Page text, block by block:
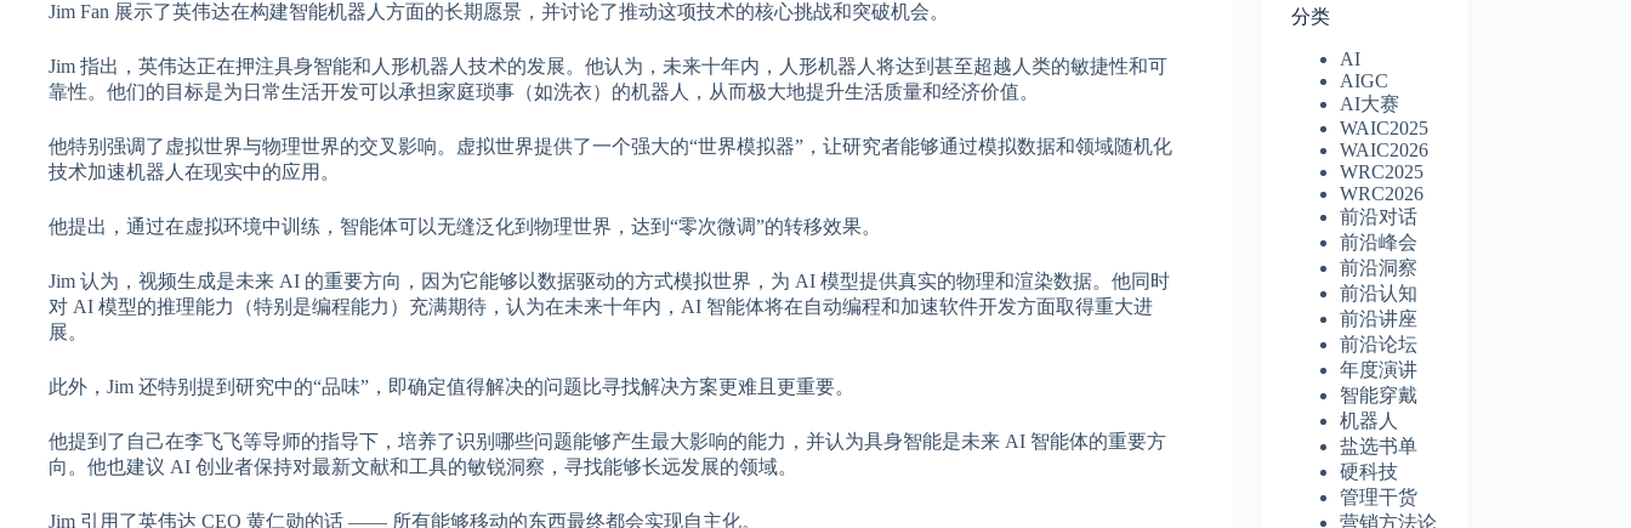
Jim Fan 展示了英伟达在构建智能机器人方面的长期愿景，并讨论了推动这项技术的核心挑战和突破机会。
Jim 指出，英伟达正在押注具身智能和人形机器人技术的发展。他认为，未来十年内，人形机器人将达到甚至超越人类的敏捷性和可
靠性。他们的目标是为日常生活开发可以承担家庭琐事（如洗衣）的机器人，从而极大地提升生活质量和经济价值。
他特别强调了虚拟世界与物理世界的交叉影响。虚拟世界提供了一个强大的“世界模拟器”，让研究者能够通过模拟数据和领域随机化
技术加速机器人在现实中的应用。
他提出，通过在虚拟环境中训练，智能体可以无缝泛化到物理世界，达到“零次微调”的转移效果。
Jim 认为，视频生成是未来 AI 的重要方向，因为它能够以数据驱动的方式模拟世界，为 AI 模型提供真实的物理和渲染数据。他同时
对 AI 模型的推理能力（特别是编程能力）充满期待，认为在未来十年内，AI 智能体将在自动编程和加速软件开发方面取得重大进
展。
此外，Jim 还特别提到研究中的“品味”，即确定值得解决的问题比寻找解决方案更难且更重要。
他提到了自己在李飞飞等导师的指导下，培养了识别哪些问题能够产生最大影响的能力，并认为具身智能是未来 AI 智能体的重要方
向。他也建议 AI 创业者保持对最新文献和工具的敏锐洞察，寻找能够长远发展的领域。
Jim 引用了英伟达 CEO 黄仁勋的话 —— 所有能够移动的东西最终都会实现自主化。
分类
AI
AIGC
AI大赛
WAIC2025
WAIC2026
WRC2025
WRC2026
前沿对话
前沿峰会
前沿洞察
前沿认知
前沿讲座
前沿论坛
年度演讲
智能穿戴
机器人
盐选书单
硬科技
管理干货
营销方法论